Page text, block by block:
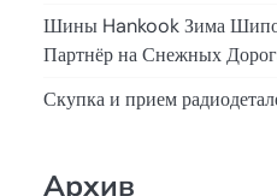
Шины Hankook Зима
Партнёр на Снежных
Скупка и прием
Архив